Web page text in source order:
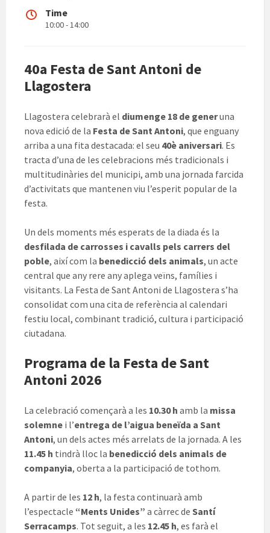
Time
10:00 - 14:00
40a Festa de Sant Antoni de
Llagostera
Llagostera celebrarà el diumenge 18 de generuna
nova edició de la Festa de Sant Antoni, que enguany
arriba a una fita destacada: el seu 40è aniversari. Es
tracta d’una de les celebracions més tradicionals i
multitudinàries del municipi, amb una jornada farcida
d’activitats que mantenen viu l’esperit popular de la
festa.
Un dels moments més esperats de la diada és la
desfilada de carrosses i cavalls pels carrers del
poble, així com la benedicció dels animals, un acte
central que any rere any aplega veïns, famílies i
visitants. La Festa de Sant Antoni de Llagostera s’ha
consolidat com una cita de referència al calendari
festiu local, combinant tradició, cultura i participació
ciutadana.
Programa de la Festa de Sant
Antoni 2026
La celebració començarà a les 10.30 h amb la missa
solemne i l’entrega de l’aigua beneïda a Sant
Antoni, un dels actes més arrelats de la jornada. A les
11.45 h tindrà lloc la benedicció dels animals de
companyia, oberta a la participació de tothom.
A partir de les 12 h, la festa continuarà amb
l’espectacle “Ments Unides” a càrrec de Santí
Serracamps. Tot seguit, a les 12.45 h, es farà el